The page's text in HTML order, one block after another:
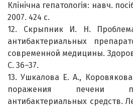
Клінічна гепатологія: навч.
2007. 424 с.
12. Скрыпник И. Н. Проблема
антибактериальных
современной медицины.
С. 36–37.
13. Ушкалова Е. А.,
поражения печени
антибактериальных средств.